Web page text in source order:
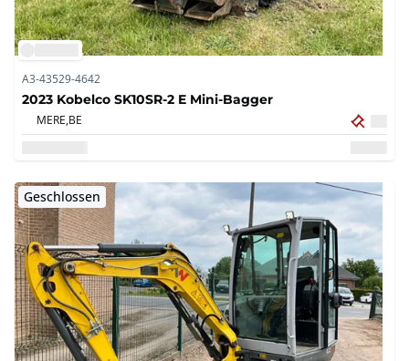
A3-43529-4642
2023 Kobelco SK10SR-2 E Mini-Bagger
MERE,BE
Geschlossen